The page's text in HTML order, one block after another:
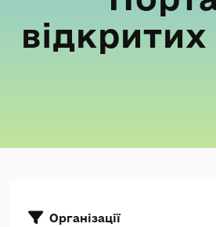
Організації